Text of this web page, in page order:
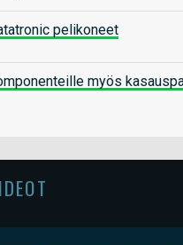
pelikoneet
myös